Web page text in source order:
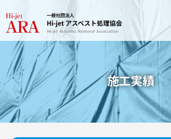
施工実績